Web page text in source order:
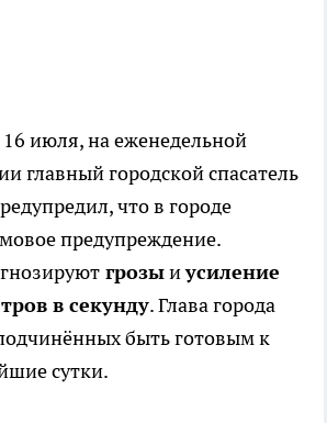
июля, на еженедельной
главный городской спасатель
что в городе
предупреждение.
грозыиусиление
в секунду. Глава города
быть готовым к
сутки.